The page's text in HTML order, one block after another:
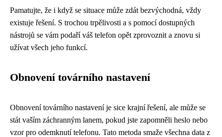
Pamatujte, že i když se situace může zdát bezvýchodná, vždy
existuje řešení. S trochou trpělivosti a s pomocí dostupných
nástrojů se vám podaří váš telefon opět zprovoznit a znovu si
užívat všech jeho funkcí.
Obnovení továrního nastavení
Obnovení továrního nastavení je sice krajní řešení, ale může se
stát vaším záchranným lanem, pokud jste zapomněli heslo nebo
vzor pro odemknutí telefonu. Tato metoda smaže všechna data z